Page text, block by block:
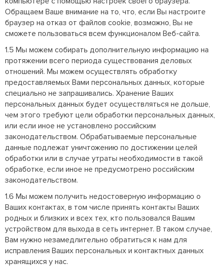
Обращаем Ваше внимание на то, что, если Вы настроите
браузер на отказ от файлов cookie, возможно, Вы не
сможете пользоваться всем функционалом Веб-сайта.
1.5 Мы можем собирать дополнительную информацию на
протяжении всего периода существования деловых
отношений. Мы можем осуществлять обработку
предоставляемых Вами персональных данных, которые
специально не запрашивались. Хранение Ваших
персональных данных будет осуществляться не дольше,
чем этого требуют цели обработки персональных данных,
или если иное не установлено российским
законодательством. Обрабатываемые персональные
данные подлежат уничтожению по достижении целей
обработки или в случае утраты необходимости в такой
обработке, если иное не предусмотрено российским
законодательством.
1.6 Мы можем получить недостоверную информацию о
Ваших контактах, в том числе принять контакты Ваших
родных и близких и всех тех, кто пользовался Вашим
устройством для выхода в сеть интернет. В таком случае,
Вам нужно незамедлительно обратиться к нам для
исправления Ваших персональных и контактных данных
хранящихся у нас.